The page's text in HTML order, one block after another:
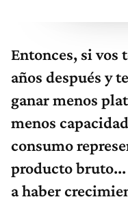
Entonces, si vos
años después y
ganar menos
menos
consumo
producto
a haber